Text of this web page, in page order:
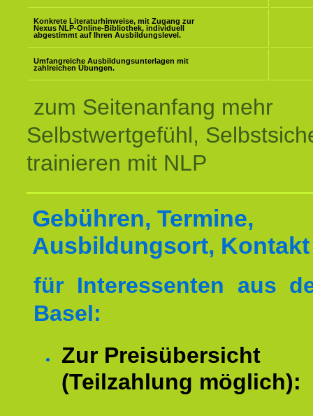
Konkrete Literaturhinweise, mit Zugang zur
Nexus NLP-Online-Bibliothek, individuell
abgestimmt auf Ihren Ausbildungslevel.
Umfangreiche Ausbildungsunterlagen mit
zahlreichen Übungen.
zum Seitenanfang mehr
Selbstwertgefühl,
trainieren mit NLP
Gebühren, Termine,
Ausbildungsort, Kontakt
für Interessenten aus
Basel:
Zur Preisübersicht
(Teilzahlung möglich):